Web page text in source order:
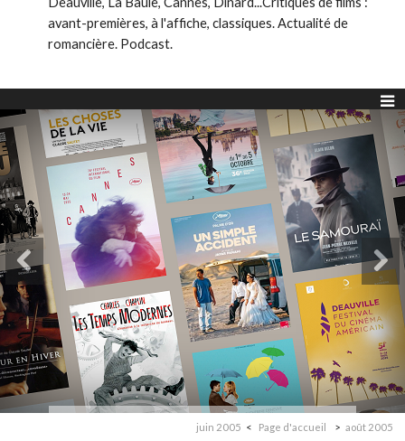
avant-premières, à l'affiche, classiques. Actualité de
romancière. Podcast.
juin 2005 Page d'accueil août 2005